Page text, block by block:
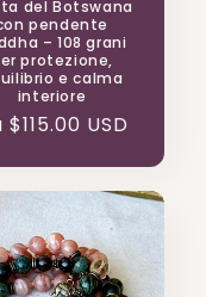
del Botswana
pendente
– 108 grani
protezione,
e calma
interiore
$115.00 USD